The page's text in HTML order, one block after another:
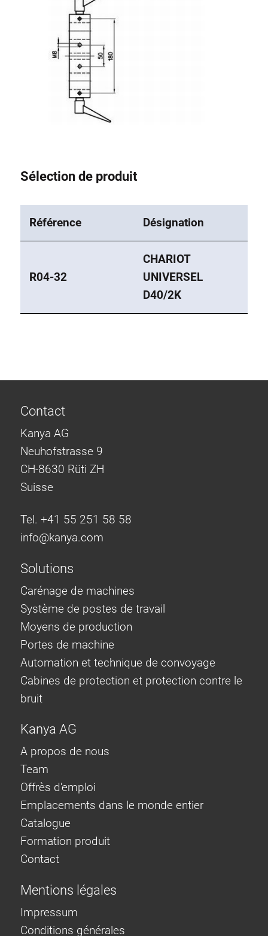
Sélection de produit
Référence Désignation
R04-32
CHARIOT
UNIVERSEL
D40/2K
Contact
Kanya AG
Neuhofstrasse 9
CH-8630 Rüti ZH
Suisse
Tel. +41 55 251 58 58
info@kanya.com
Solutions
Carénage de machines
Système de postes de travail
Moyens de production
Portes de machine
Automation et technique de convoyage
Cabines de protection et protection contre le
bruit
Kanya AG
A propos de nous
Team
Offrès d'emploi
Emplacements dans le monde entier
Catalogue
Formation produit
Contact
Mentions légales
Impressum
Conditions générales